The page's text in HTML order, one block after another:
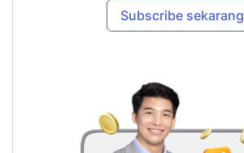
Subscribe sekarang